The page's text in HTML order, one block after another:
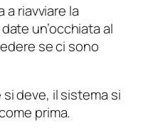
a riavviare la
un’occhiata al
se ci sono
deve, il sistema si
prima.